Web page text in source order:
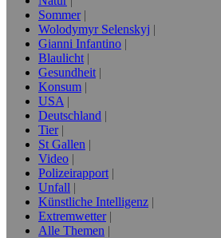
Sommer
Wolodymyr Selenskyj
Gianni Infantino
Blaulicht
Gesundheit
Konsum
USA
Deutschland
Tier
St Gallen
Video
Polizeirapport
Unfall
Künstliche Intelligenz
Extremwetter
Alle Themen